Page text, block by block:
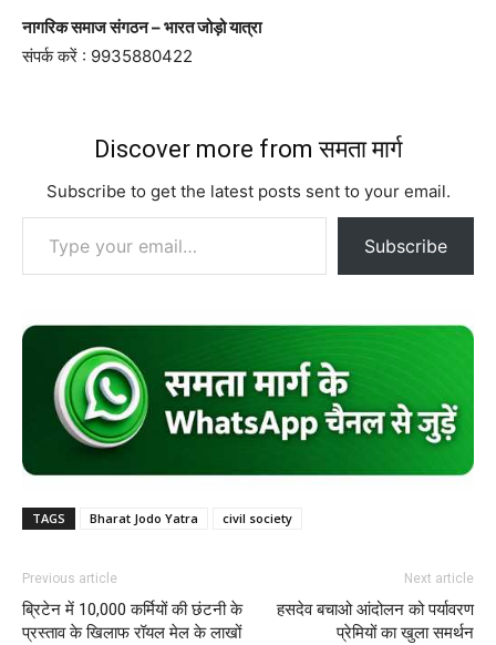
नागरिक समाज संगठन – भारत जोड़ो यात्रा
संपर्क करें : 9935880422
Discover more from समता मार्ग
Subscribe to get the latest posts sent to your email.
Type your email…
Subscribe
TAGS Bharat Jodo Yatra civil society
Previous article
ब्रिटेन में 10,000 कर्मियों की छंटनी के
प्रस्ताव के खिलाफ रॉयल मेल के लाखों
Next article
हसदेव बचाओ आंदोलन को पर्यावरण
प्रेमियों का खुला समर्थन